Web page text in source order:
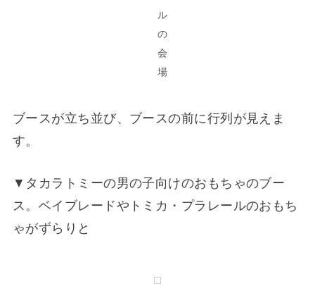
▼タカラトミーの男の子向けのおもちゃのブー
ス。ベイブレードやトミカ・プラレールのおもち